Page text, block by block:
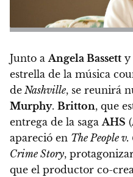
Junto aAngela Bassett y
estrella de la música
de Nashville, se reunirá
Murphy. Britton, que
entrega de la sagaAHS (
apareció en The People
Crime Story,
que el productor co-